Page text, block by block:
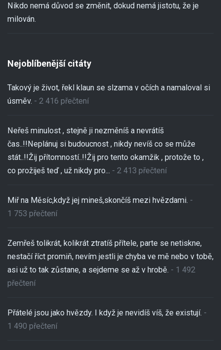
Nikdo nemá důvod se změnit, dokud nemá jistotu, že je
milován.
Nejoblíbenější citáty
Takový je život, řekl klaun se slzama v očích a namaloval si
úsměv. - 2 416 přečtení
Neřeš minulost , stejně ji nezměníš a nevrátíš
čas..!!Neplánuj si budoucnost , nikdy nevíš co se může
stát..!!Žij přítomností..!!Žij pro tento okamžik , protože to ,
co prožiješ teď , už nikdy pro... - 2 413 přečtení
Miř na Měsíc,když jej mineš,skončíš mezi hvězdami. -
1 753 přečtení
Zemřeš tolikrát, kolikrát ztratíš přítele, parte se netiskne,
nestačí říct promiň, nevím jestli je chyba ve mě nebo v tobě,
asi už to tak zůstane, a sejdeme se až v hrobě. - 1 492
přečtení
Přátelé jsou jako hvězdy. I když je nevidíš víš, že existují. -
1 490 přečtení